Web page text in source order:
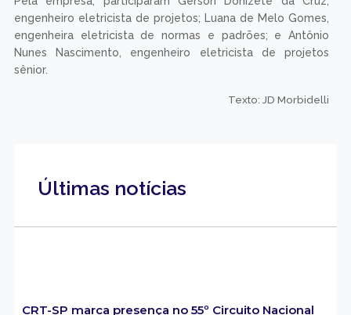
engenheiro eletricista de projetos; Luana de Melo Gomes,
engenheira eletricista de normas e padrões; e Antônio
Nunes Nascimento, engenheiro eletricista de projetos
sênior.
Texto: JD Morbidelli
Últimas notícias
CRT-SP marca presença no 55º Circuito Nacional